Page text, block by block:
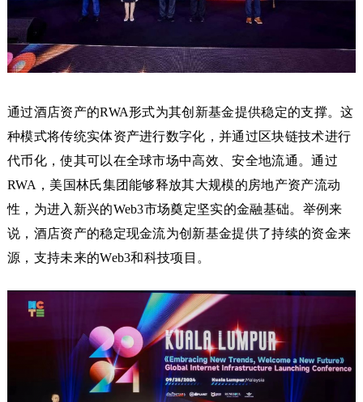
通过酒店资产的RWA形式为其创新基金提供稳定的支撑。这
种模式将传统实体资产进行数字化，并通过区块链技术进行
代币化，使其可以在全球市场中高效、安全地流通。通过
RWA，美国林氏集团能够释放其大规模的房地产资产流动
性，为进入新兴的Web3市场奠定坚实的金融基础。举例来
说，酒店资产的稳定现金流为创新基金提供了持续的资金来
源，支持未来的Web3和科技项目。